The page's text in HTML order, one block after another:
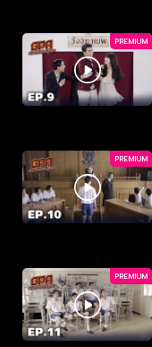
PREMIUM
PREMIUM
PREMIUM